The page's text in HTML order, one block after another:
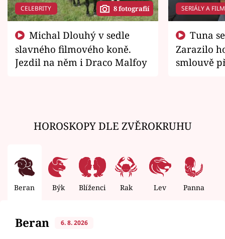
CELEBRITY 8 fotografií
slavného filmového koně.
Jezdil na něm i Draco Malfoy
SERIÁLY A
Zarazilo
smlouvě
HOROSKOPY DLE ZVĚROKRUHU
Beran Býk Blíženci Rak Lev Panna
Beran 6. 8. 2026